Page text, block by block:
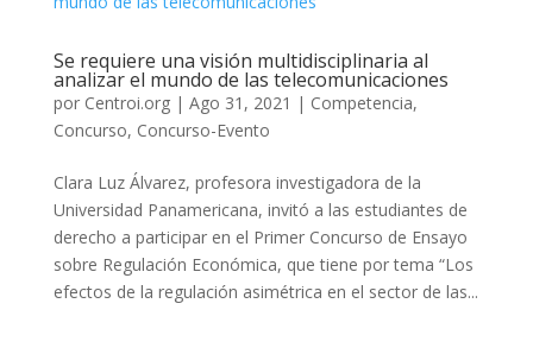
Se requiere una visión multidisciplinaria al
analizar el mundo de las telecomunicaciones
por Centroi.org| Ago 31, 2021 | Competencia,
Concurso, Concurso-Evento
Clara Luz Álvarez, profesora investigadora de la
Universidad Panamericana, invitó a las estudiantes de
derecho a participar en el Primer Concurso de Ensayo
sobre Regulación Económica, que tiene por tema “Los
efectos de la regulación asimétrica en el sector de las...